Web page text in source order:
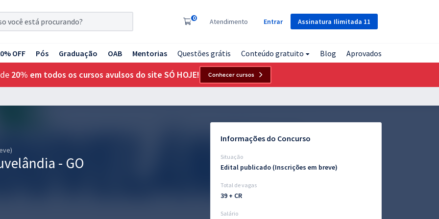
Assinatura Ilimitada 11
0 Atendimento Entrar
OFF Pós Graduação OAB Mentorias Questões grátis Conteúdo gratuito Blog Aprovados
20% em todos os cursos avulsos do site SÓ HOJE! Conhecer cursos
- GO
Informações do Concurso
Situação
Edital publicado (Inscrições em breve)
Total de vagas
39 + CR
Salário